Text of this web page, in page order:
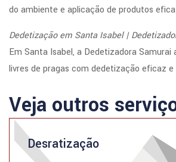
do ambiente e aplicação de produtos
Dedetização em Santa Isabel |
Em Santa Isabel, a Dedetizadora Samurai
livres de pragas com dedetização eficaz
Veja outros
Desratização